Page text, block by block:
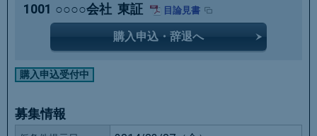
1001 ○○○○会社 東証 目論見書
購入申込・辞退へ
購入申込受付中
募集情報